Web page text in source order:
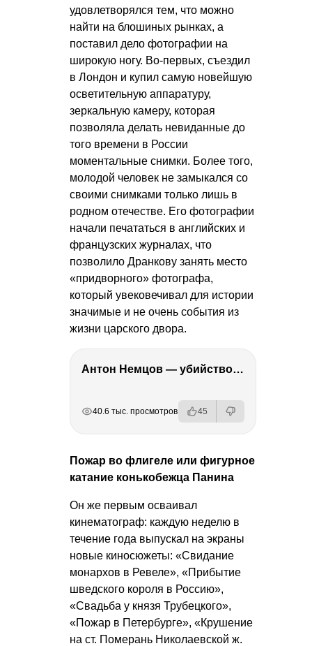
удовлетворялся тем, что можно
найти на блошиных рынках, а
поставил дело фотографии на
широкую ногу. Во-первых, съездил
в Лондон и купил самую новейшую
осветительную аппаратуру,
зеркальную камеру, которая
позволяла делать невиданные до
того времени в России
моментальные снимки. Более того,
молодой человек не замыкался со
своими снимками только лишь в
родном отечестве. Его фотографии
начали печататься в английских и
французских журналах, что
позволило Дранкову занять место
«придворного» фотографа,
который увековечивал для истории
значимые и не очень события из
жизни царского двора.
Антон Немцов — убийство Бориса Немцова, переезд в Дубай, семья и политика
40.6 тыс. просмотров 45
Пожар во флигеле или фигурное
катание конькобежца Панина
Он же первым осваивал
кинематограф: каждую неделю в
течение года выпускал на экраны
новые киносюжеты: «Свидание
монархов в Ревеле», «Прибытие
шведского короля в Россию»,
«Свадьба у князя Трубецкого»,
«Пожар в Петербурге», «Крушение
на ст. Померань Николаевской ж.